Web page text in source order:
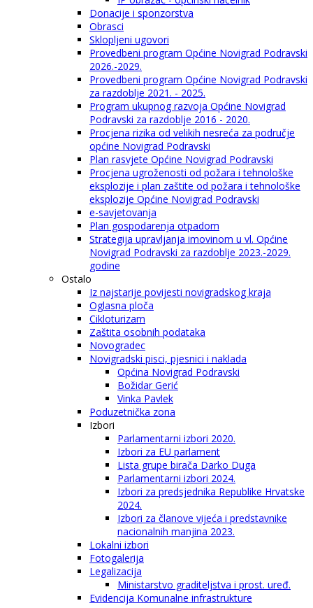
Donacije i sponzorstva
Obrasci
Sklopljeni ugovori
Provedbeni program Općine Novigrad Podravski
2026.-2029.
Provedbeni program Općine Novigrad Podravski
za razdoblje 2021. - 2025.
Program ukupnog razvoja Općine Novigrad
Podravski za razdoblje 2016 - 2020.
Procjena rizika od velikih nesreća za područje
općine Novigrad Podravski
Plan rasvjete Općine Novigrad Podravski
Procjena ugroženosti od požara i tehnološke
eksplozije i plan zaštite od požara i tehnološke
eksplozije Općine Novigrad Podravski
e-savjetovanja
Plan gospodarenja otpadom
Strategija upravljanja imovinom u vl. Općine
Novigrad Podravski za razdoblje 2023.-2029.
godine
Ostalo
Iz najstarije povijesti novigradskog kraja
Oglasna ploča
Cikloturizam
Zaštita osobnih podataka
Novogradec
Novigradski pisci, pjesnici i naklada
Općina Novigrad Podravski
Božidar Gerić
Vinka Pavlek
Poduzetnička zona
Izbori
Parlamentarni izbori 2020.
Izbori za EU parlament
Lista grupe birača Darko Duga
Parlamentarni izbori 2024.
Izbori za predsjednika Republike Hrvatske
2024.
Izbori za članove vijeća i predstavnike
nacionalnih manjina 2023.
Lokalni izbori
Fotogalerija
Legalizacija
Ministarstvo graditeljstva i prost. uređ.
Evidencija Komunalne infrastrukture